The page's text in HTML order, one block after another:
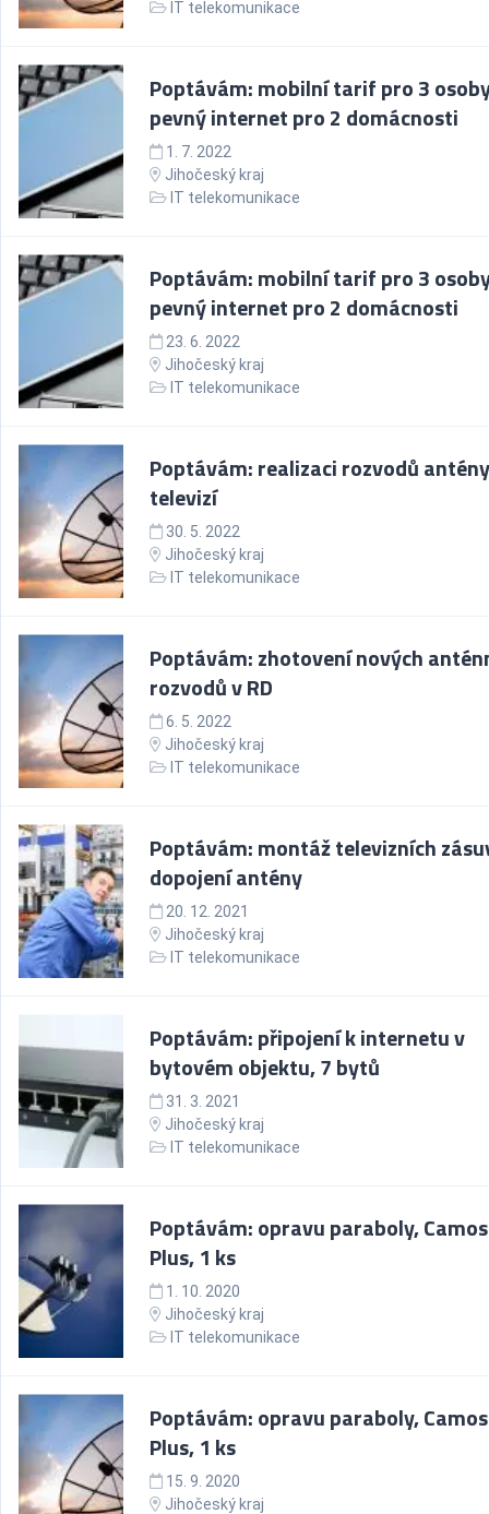
IT telekomunikace
Poptávám: mobilní tarif pro 3
pevný internet pro 2 domácnosti
1. 7. 2022
Jihočeský kraj
IT telekomunikace
Poptávám: mobilní tarif pro 3
pevný internet pro 2 domácnosti
23. 6. 2022
Jihočeský kraj
IT telekomunikace
Poptávám: realizaci rozvodů
televizí
30. 5. 2022
Jihočeský kraj
IT telekomunikace
Poptávám: zhotovení nových
rozvodů v RD
6. 5. 2022
Jihočeský kraj
IT telekomunikace
Poptávám: montáž televizních
dopojení antény
20. 12. 2021
Jihočeský kraj
IT telekomunikace
Poptávám: připojení k internetu v
bytovém objektu, 7 bytů
31. 3. 2021
Jihočeský kraj
IT telekomunikace
Poptávám: opravu paraboly,
Plus, 1 ks
1. 10. 2020
Jihočeský kraj
IT telekomunikace
Poptávám: opravu paraboly,
Plus, 1 ks
15. 9. 2020
Jihočeský kraj